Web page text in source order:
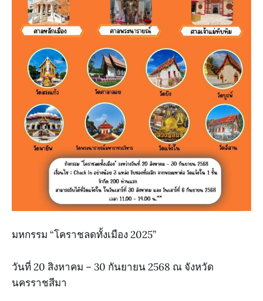
มหกรรม “โคราชลดทั้งเมือง 2025”
วันที่ 20 สิงหาคม – 30 กันยายน 2568 ณ จังหวัด
นครราชสีมา